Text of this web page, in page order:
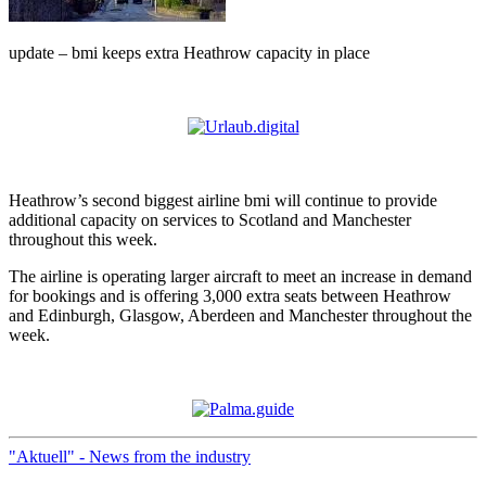
update – bmi keeps extra Heathrow capacity in place
Heathrow’s second biggest airline bmi will continue to provide
additional capacity on services to Scotland and Manchester
throughout this week.
The airline is operating larger aircraft to meet an increase in demand
for bookings and is offering 3,000 extra seats between Heathrow
and Edinburgh, Glasgow, Aberdeen and Manchester throughout the
week.
"Aktuell" - News from the industry